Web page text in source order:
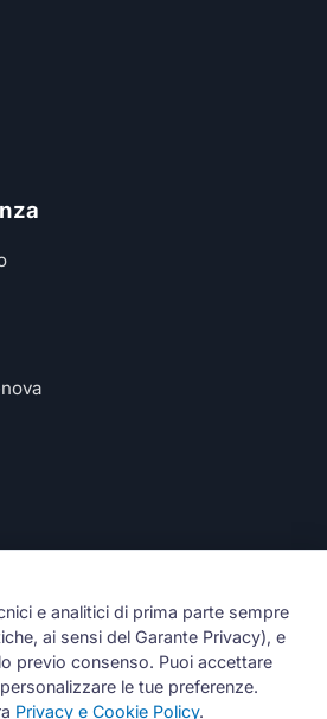
P.IVA IT11621120960 ·Privacy e
Cookie Policy
e analitici di prima parte sempre
ai sensi del Garante Privacy), e
previo consenso. Puoi accettare
le tue preferenze.
Privacy e Cookie Policy.